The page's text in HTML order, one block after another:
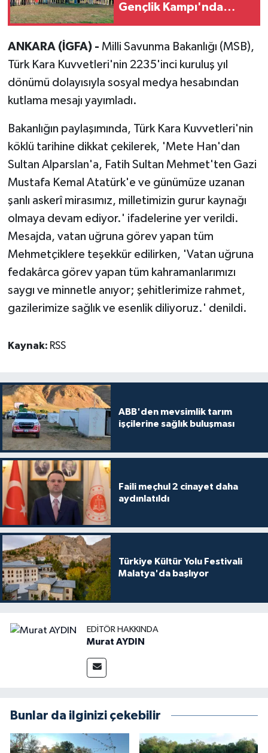
Gençlik Kampı'nda
ANKARA (İGFA) - Milli Savunma Bakanlığı (MSB),
Türk Kara Kuvvetleri'nin 2235'inci kuruluş yıl
dönümü dolayısıyla sosyal medya hesabından
kutlama mesajı yayımladı.
Bakanlığın paylaşımında, Türk Kara Kuvvetleri'nin
köklü tarihine dikkat çekilerek, 'Mete Han'dan
Sultan Alparslan'a, Fatih Sultan Mehmet'ten Gazi
Mustafa Kemal Atatürk'e ve günümüze uzanan
şanlı askerî mirasımız, milletimizin gurur kaynağı
olmaya devam ediyor.' ifadelerine yer verildi.
Mesajda, vatan uğruna görev yapan tüm
Mehmetçiklere teşekkür edilirken, 'Vatan uğruna
fedakârca görev yapan tüm kahramanlarımızı
saygı ve minnetle anıyor; şehitlerimize rahmet,
gazilerimize sağlık ve esenlik diliyoruz.' denildi.
Kaynak: RSS
ABB'den mevsimlik tarım
işçilerine sağlık buluşması
Faili meçhul 2 cinayet daha
aydınlatıldı
Türkiye Kültür Yolu Festivali
Malatya'da başlıyor
EDITÖR HAKKINDA
Murat AYDIN
Bunlar da ilginizi çekebilir